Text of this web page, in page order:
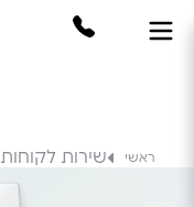
ראשי שירות לקוחות